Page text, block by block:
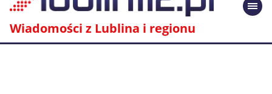
Wiadomości z Lublina i regionu